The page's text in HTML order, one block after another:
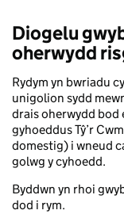
Diogelu
oherwydd
Rydym yn bwriadu
unigolion sydd
drais oherwydd
gyhoeddus Tŷ’r
domestig) i wneud
golwg y cyhoedd.
Byddwn yn rhoi
dod i rym.